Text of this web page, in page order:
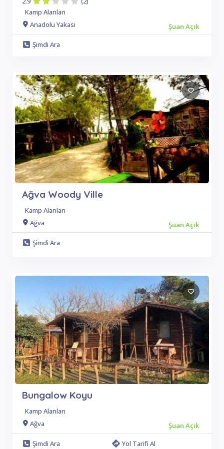
Kamp Alanları
Anadolu Yakası
Şuan Açık
Şimdi Ara
Ağva Woody Ville
Kamp Alanları
Ağva
Şuan Açık
Şimdi Ara
Bungalow Koyu
Kamp Alanları
Ağva
Şuan Açık
Şimdi Ara
Yol Tarifi Al